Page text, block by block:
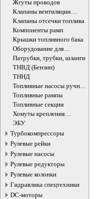
Жгуты проводов
Клапаны вентиляции
топливного бака
Клапаны отсечки топлива
Компоненты рамп
Крышки топливного бака
Оборудование для
топливной аппаратуры
Патрубки, трубки, шланги
ТНВД (Бензин)
ТННД
Топливные насосы ручной
подкачки
Топливные рампы
Топливные секции
Хомуты крепления
топливного бака
ЭБУ
Турбокомпрессоры
Рулевые рейки
Рулевые насосы
Рулевые редукторы
Рулевые колонки
Гидравлика спецтехники
DC-моторы